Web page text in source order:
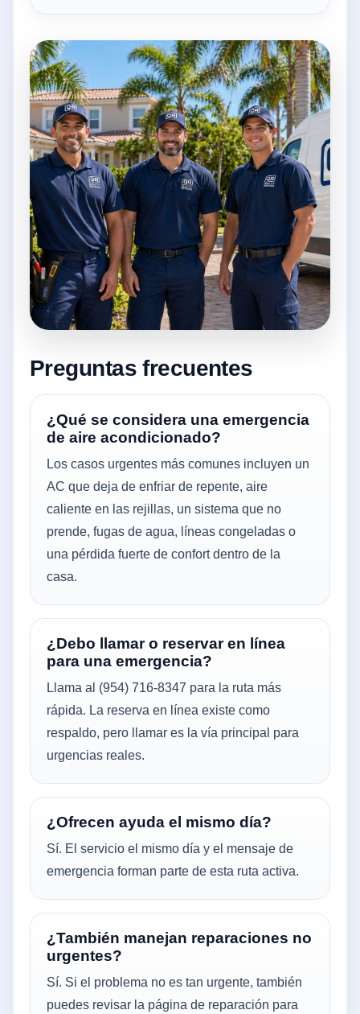
Preguntas frecuentes
¿Qué se considera una emergencia
de aire acondicionado?
Los casos urgentes más comunes incluyen un
AC que deja de enfriar de repente, aire
caliente en las rejillas, un sistema que no
prende, fugas de agua, líneas congeladas o
una pérdida fuerte de confort dentro de la
casa.
¿Debo llamar o reservar en línea
para una emergencia?
Llama al (954) 716-8347 para la ruta más
rápida. La reserva en línea existe como
respaldo, pero llamar es la vía principal para
urgencias reales.
¿Ofrecen ayuda el mismo día?
Sí. El servicio el mismo día y el mensaje de
emergencia forman parte de esta ruta activa.
¿También manejan reparaciones no
urgentes?
Sí. Si el problema no es tan urgente, también
puedes revisar la página de reparación para